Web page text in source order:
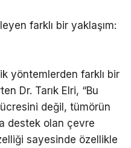
farklı bir yaklaşım:
yöntemlerden farklı bir
Dr. Tarık Elri, “Bu
değil, tümörün
destek olan çevre
sayesinde özellikle